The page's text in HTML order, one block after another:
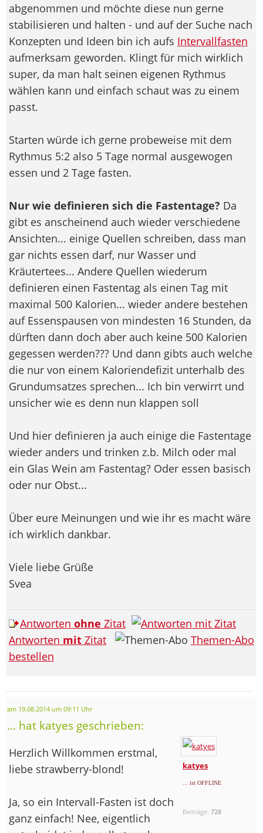
abgenommen und möchte diese nun gerne
stabilisieren und halten - und auf der Suche nach
Konzepten und Ideen bin ich aufs Intervallfasten
aufmerksam geworden. Klingt für mich wirklich
super, da man halt seinen eigenen Rythmus
wählen kann und einfach schaut was zu einem
passt.
Starten würde ich gerne probeweise mit dem
Rythmus 5:2 also 5 Tage normal ausgewogen
essen und 2 Tage fasten.
Nur wie definieren sich die Fastentage? Da
gibt es anscheinend auch wieder verschiedene
Ansichten... einige Quellen schreiben, dass man
gar nichts essen darf, nur Wasser und
Kräutertees... Andere Quellen wiederum
definieren einen Fastentag als einen Tag mit
maximal 500 Kalorien... wieder andere bestehen
auf Essenspausen von mindesten 16 Stunden, da
dürften dann doch aber auch keine 500 Kalorien
gegessen werden??? Und dann gibts auch welche
die nur von einem Kaloriendefizit unterhalb des
Grundumsatzes sprechen... Ich bin verwirrt und
unsicher wie es denn nun klappen soll
Und hier definieren ja auch einige die Fastentage
wieder anders und trinken z.b. Milch oder mal
ein Glas Wein am Fastentag? Oder essen basisch
oder nur Obst...
Über eure Meinungen und wie ihr es macht wäre
ich wirklich dankbar.
Viele liebe Grüße
Svea
Antworten ohne Zitat
Antworten mit Zitat
Themen-Abo
bestellen
am 19.08.2014 um 09:11 Uhr
... hat katyes geschrieben:
katyes
... ist OFFLINE
Beiträge:728
Herzlich Willkommen erstmal,
liebe strawberry-blond!
Ja, so ein Intervall-Fasten ist doch
ganz einfach! Nee, eigentlich